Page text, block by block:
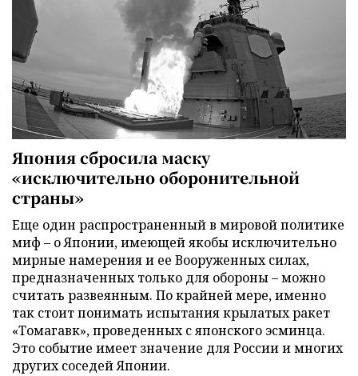
Япония сбросила маску
«исключительно оборонительной
страны»
Еще один распространенный в мировой политике
миф – о Японии, имеющей якобы исключительно
мирные намерения и ее Вооруженных силах,
предназначенных только для обороны – можно
считать развеянным. По крайней мере, именно
так стоит понимать испытания крылатых ракет
«Томагавк», проведенных с японского эсминца.
Это событие имеет значение для России и многих
других соседей Японии.